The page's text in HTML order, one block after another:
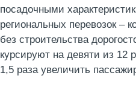
посадочными
региональных перевозок –
без строительства
курсируют на девяти из 12
1,5 раза увеличить